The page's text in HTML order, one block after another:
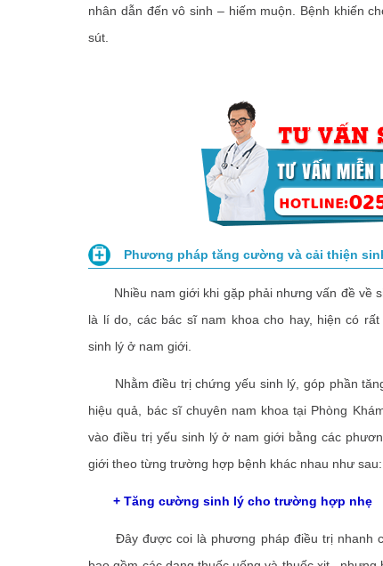
nhân dẫn đến vô sinh – hiếm muộn. Bệnh khiến
sút.
Phương pháp tăng cường và cải thiện
Nhiều nam giới khi gặp phải nhưng vấn đề về
là lí do, các bác sĩ nam khoa cho hay, hiện có
sinh lý ở nam giới.
Nhằm điều trị chứng yếu sinh lý, góp phần
hiệu quả, bác sĩ chuyên nam khoa tại Phòng
vào điều trị yếu sinh lý ở nam giới bằng các
giới theo từng trường hợp bệnh khác nhau như sau:
+ Tăng cường sinh lý cho trường hợp nhẹ
Đây được coi là phương pháp điều trị nhanh